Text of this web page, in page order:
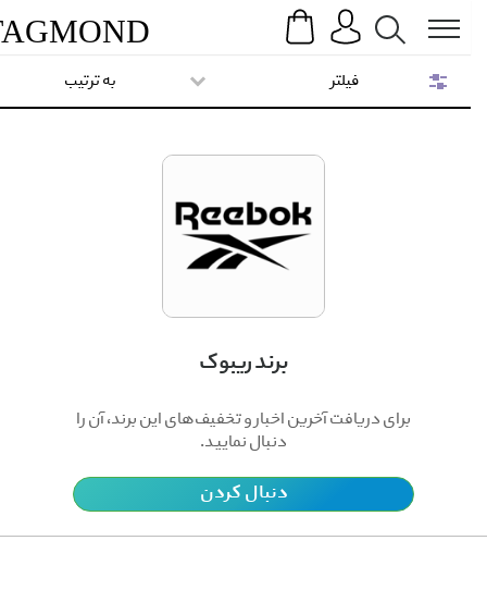
Search
TAGMOND
برند ریبوک
برای دریافت آخرین اخبار و تخفیف‌های این برند، آن را
دنبال نمایید.
دنبال کردن
به ترتیب فیلتر